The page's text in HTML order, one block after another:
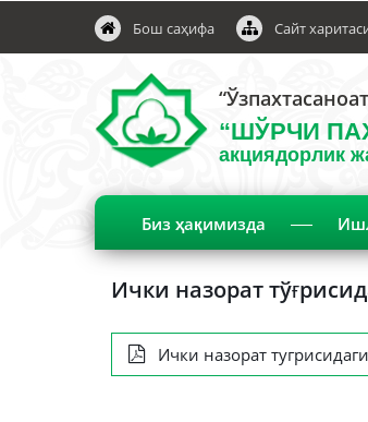
Бош саҳифа Сайт
“ШЎРЧИ
акциядорлик
Биз ҳақимизда
Ички назорат
Ички назорат